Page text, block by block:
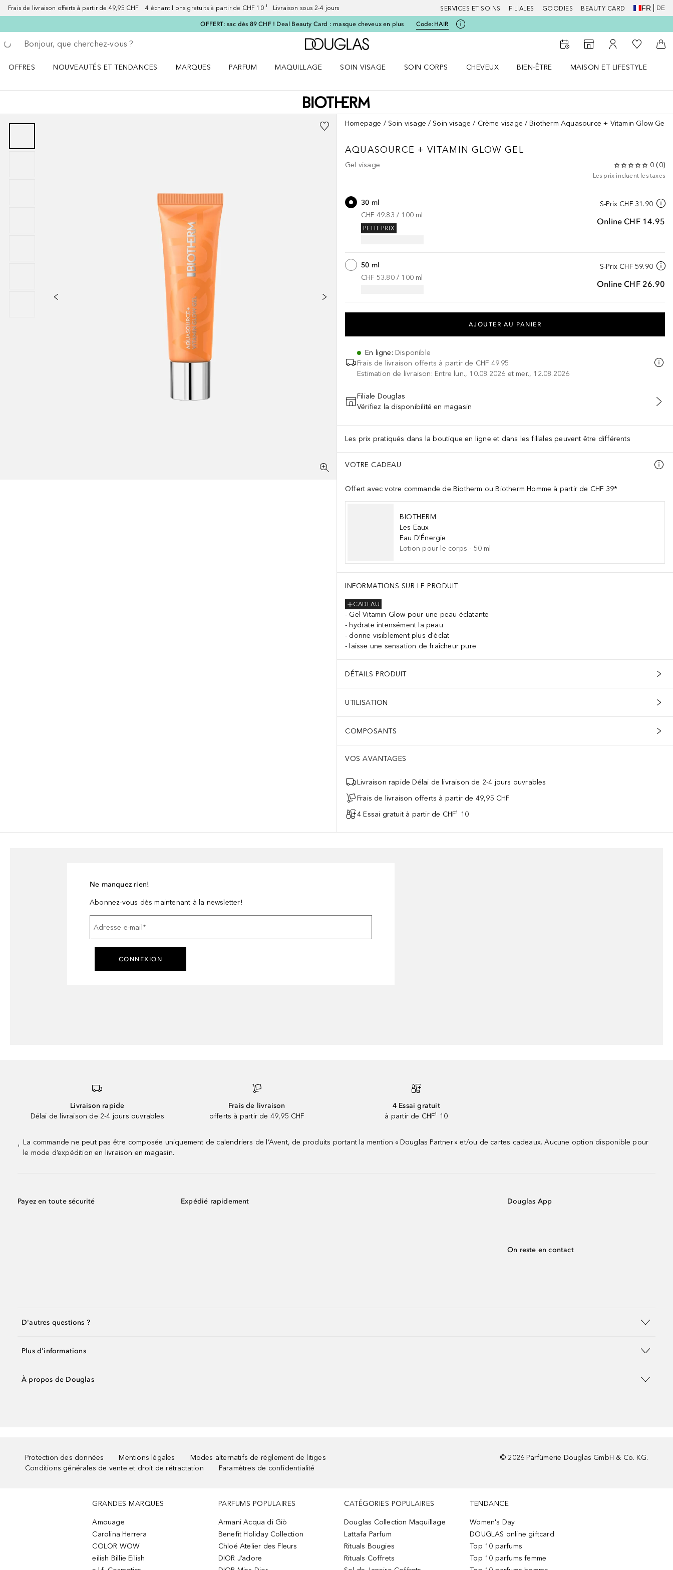
Frais de livraison offerts à partir de 49,95 CHF 4 échantillons gratuits à partir de CHF 10 ¹ Livraison sous 2-4 jours SERVICES ET SOINS FILIALES GOODIES BEAUTY CARD FR DE
OFFERT: sac dès 89 CHF ! Deal Beauty Card : masque cheveux en plus Code: HAIR
Retourner
Exécuter la recherche
Vers l'accueil Douglas
Vers le Storefinder
Vers Mon Compte
Vers Ma
OFFRES
NOUVEAUTÉS ET TENDANCES
MARQUES
PARFUM
MAQUILLAGE
SOIN VISAGE
SOIN CORPS
CHEVEUX
BIEN-ÊTRE
MAISON ET LIFESTYLE
Homepage Soin visage Soin visage Crème visage Biotherm Aquasource + Vitamin Glow Gel
AQUASOURCE + VITAMIN GLOW GEL
Gel visage 0 (0)
Les prix incluent les taxes
S-Prix CHF 31.90
Online CHF 14.95
30 ml
CHF 49.83 / 100 ml
PETIT PRIX
S-Prix CHF 59.90
Online CHF 26.90
50 ml
CHF 53.80 / 100 ml
AJOUTER AU PANIER
En ligne: Disponible
Frais de livraison offerts à partir de CHF 49.95
Estimation de livraison: Entre lun., 10.08.2026 et mer., 12.08.2026
Filiale Douglas
Vérifiez la disponibilité en magasin
Les prix pratiqués dans la boutique en ligne et dans les filiales peuvent être différents
VOTRE CADEAU
Offert avec votre commande de Biotherm ou Biotherm Homme à partir de CHF 39*
BIOTHERM
Les Eaux
Eau D'Énergie
Lotion pour le corps - 50 ml
INFORMATIONS SUR LE PRODUIT
CADEAU
Gel Vitamin Glow pour une peau éclatante
hydrate intensément la peau
donne visiblement plus d'éclat
laisse une sensation de fraîcheur pure
DÉTAILS PRODUIT
UTILISATION
COMPOSANTS
VOS AVANTAGES
Livraison rapide Délai de livraison de 2-4 jours ouvrables
Frais de livraison offerts à partir de 49,95 CHF
4 Essai gratuit à partir de CHF¹ 10
Ne manquez rien!
Abonnez-vous dès maintenant à la newsletter!
Adresse e-mail *
CONNEXION
Livraison rapide
Délai de livraison de 2-4 jours ouvrables
Frais de livraison
offerts à partir de 49,95 CHF
4 Essai gratuit
à partir de CHF¹ 10
¹
La commande ne peut pas être composée uniquement de calendriers de l’Avent, de produits portant la mention « Douglas Partner » et/ou de cartes cadeaux. Aucune option disponible pour
le mode d’expédition en livraison en magasin.
Payez en toute sécurité Expédié rapidement Douglas App
On reste en contact
D'autres questions ?
Plus d'informations
À propos de Douglas
Protection des données Mentions légales
Modes alternatifs de règlement de litiges
Conditions générales de vente et droit de rétractation
Paramètres de confidentialité
© 2026 Parfümerie Douglas GmbH & Co. KG.
GRANDES MARQUES
Amouage
Carolina Herrera
COLOR WOW
eilish Billie Eilish
PARFUMS POPULAIRES
Armani Acqua di Giò
Benefit Holiday Collection
Chloé Atelier des Fleurs
DIOR J’adore
CATÉGORIES POPULAIRES
Douglas Collection Maquillage
Lattafa Parfum
Rituals Bougies
Rituals Coffrets
TENDANCE
Women's Day
DOUGLAS online giftcard
Top 10 parfums
Top 10 parfums femme